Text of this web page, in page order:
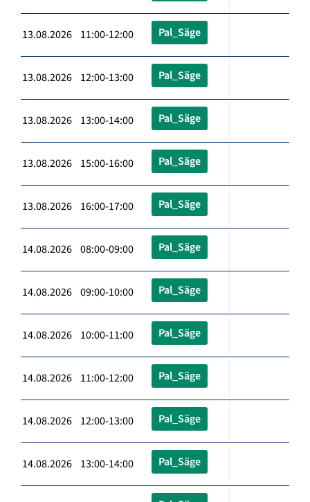
13.08.2026 11:00-12:00 Pal_Säge
13.08.2026 12:00-13:00 Pal_Säge
13.08.2026 13:00-14:00 Pal_Säge
13.08.2026 15:00-16:00 Pal_Säge
13.08.2026 16:00-17:00 Pal_Säge
14.08.2026 08:00-09:00 Pal_Säge
14.08.2026 09:00-10:00 Pal_Säge
14.08.2026 10:00-11:00 Pal_Säge
14.08.2026 11:00-12:00 Pal_Säge
14.08.2026 12:00-13:00 Pal_Säge
14.08.2026 13:00-14:00 Pal_Säge